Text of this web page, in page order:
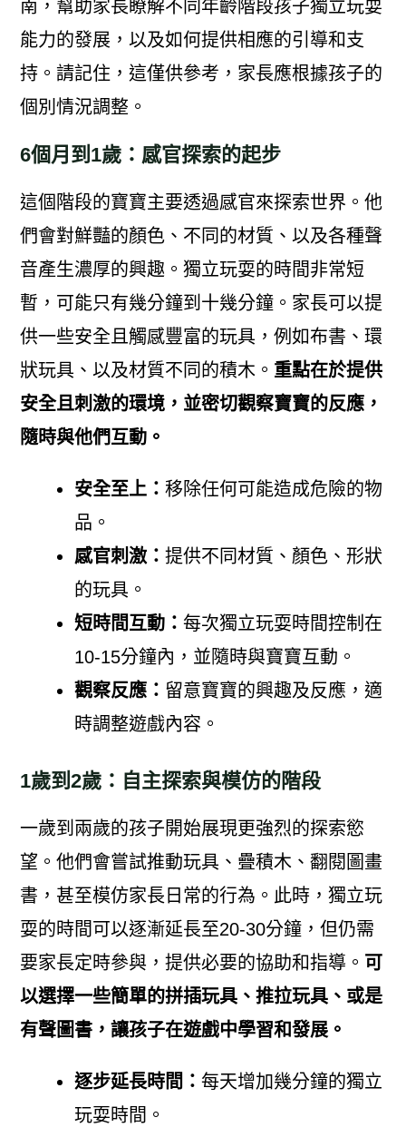
南，幫助家長瞭解不同年齡階段孩子獨立玩耍
能力的發展，以及如何提供相應的引導和支
持。請記住，這僅供參考，家長應根據孩子的
個別情況調整。
6個月到1歲：感官探索的起步
這個階段的寶寶主要透過感官來探索世界。他
們會對鮮豔的顏色、不同的材質、以及各種聲
音產生濃厚的興趣。獨立玩耍的時間非常短
暫，可能只有幾分鐘到十幾分鐘。家長可以提
供一些安全且觸感豐富的玩具，例如布書、環
狀玩具、以及材質不同的積木。 重點在於提供
安全且刺激的環境，並密切觀察寶寶的反應，
隨時與他們互動。
安全至上： 移除任何可能造成危險的物
品。
感官刺激： 提供不同材質、顏色、形狀
的玩具。
短時間互動： 每次獨立玩耍時間控制在
10-15分鐘內，並隨時與寶寶互動。
觀察反應： 留意寶寶的興趣及反應，適
時調整遊戲內容。
1歲到2歲：自主探索與模仿的階段
一歲到兩歲的孩子開始展現更強烈的探索慾
望。他們會嘗試推動玩具、疊積木、翻閱圖畫
書，甚至模仿家長日常的行為。此時，獨立玩
耍的時間可以逐漸延長至20-30分鐘，但仍需
要家長定時參與，提供必要的協助和指導。 可
以選擇一些簡單的拼插玩具、推拉玩具、或是
有聲圖書，讓孩子在遊戲中學習和發展。
逐步延長時間： 每天增加幾分鐘的獨立
玩耍時間。